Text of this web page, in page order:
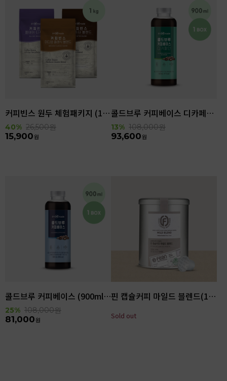
커피빈스 원두 체험패키지 (1kg)
40% 26,500원
15,900원
콜드브루 커피베이스 디카페인 (900ml x 6ea)
13% 108,000원
93,600원
콜드브루 커피베이스 (900ml x 6ea)
25% 108,000원
81,000원
핀 캡슐커피 마일드 블렌드(100입)
Sold out